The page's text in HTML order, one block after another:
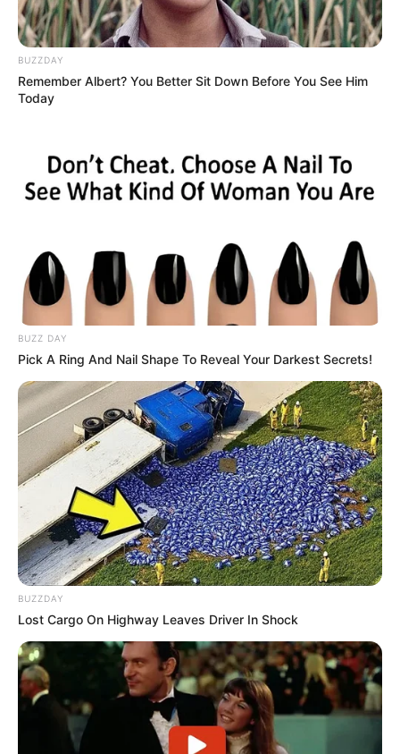
(foto: pinterest)
7. Untuk acara semi-formal bisa banget nih
dipadukan dengan blazer warna netral. Penampilan
jadi elegan, tapi tetap santai
BUZZDAY
Remember Albert? You Better Sit Down Before You See Him
Today
BUZZ DAY
Pick A Ring And Nail Shape To Reveal Your Darkest Secrets!
BUZZDAY
Lost Cargo On Highway Leaves Driver In Shock